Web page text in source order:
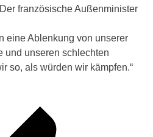
französische Außenminister
eine Ablenkung von unserer
und unseren schlechten
so, als würden wir kämpfen.“